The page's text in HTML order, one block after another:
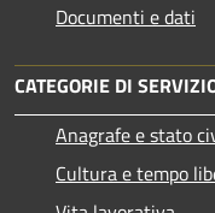
Documenti e dati
CATEGORIE DI
Anagrafe e stato
Cultura e tempo